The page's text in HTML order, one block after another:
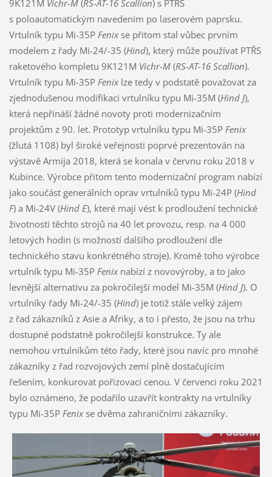
9K121M Vichr-M(RS-AT-16 Scallion) s PTŘS
s poloautomatickým navedením po laserovém paprsku.
Vrtulník typu Mi-35P Fenixse přitom stal vůbec prvním
modelem z řady Mi-24/-35 (Hind), který může používat PTŘS
raketového kompletu 9K121M Vichr-M(RS-AT-16 Scallion).
Vrtulník typu Mi-35P Fenixlze tedy v podstatě považovat za
zjednodušenou modifikaci vrtulníku typu Mi-35M (Hind J),
která nepřináší žádné novoty proti modernizačním
projektům z 90. let. Prototyp vrtulníku typu Mi-35P Fenix
(žlutá 1108) byl široké veřejnosti poprvé prezentován na
výstavě Armija 2018, která se konala v červnu roku 2018 v
Kubince. Výrobce přitom tento modernizační program nabízí
jako součást generálních oprav vrtulníků typu Mi-24P (Hind
F) a Mi-24V (Hind E), které mají vést k prodloužení technické
životnosti těchto strojů na 40 let provozu, resp. na 4 000
letových hodin (s možností dalšího prodloužení dle
technického stavu konkrétného stroje). Kromě toho výrobce
vrtulník typu Mi-35P Fenixnabízí z novovýroby, a to jako
levnější alternativu za pokročilejší model Mi-35M (Hind J). O
vrtulníky řady Mi-24/-35 (Hind) je totiž stále velký zájem
z řad zákazníků z Asie a Afriky, a to i přesto, že jsou na trhu
dostupné podstatně pokročilejší konstrukce. Ty ale
nemohou vrtulníkům této řady, které jsou navíc pro mnohé
zákazníky z řad rozvojových zemí plně dostačujícím
řešením, konkurovat pořizovací cenou. V červenci roku 2021
bylo oznámeno, že podařilo uzavřít kontrakty na vrtulníky
typu Mi-35P Fenixse dvěma zahraničními zákazníky.